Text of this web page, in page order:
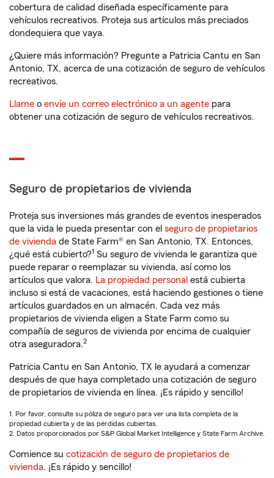
cobertura de calidad diseñada específicamente para
vehículos recreativos. Proteja sus artículos más preciados
dondequiera que vaya.
¿Quiere más información? Pregunte a Patricia Cantu en San
Antonio, TX, acerca de una cotización de seguro de vehículos
recreativos.
Llame o envíe un correo electrónico a un agente para
obtener una cotización de seguro de vehículos recreativos.
Seguro de propietarios de vivienda
Proteja sus inversiones más grandes de eventos inesperados
que la vida le pueda presentar con el seguro de propietarios
de vivienda de State Farm® en San Antonio, TX. Entonces,
¿qué está cubierto?1 Su seguro de vivienda le garantiza que
puede reparar o reemplazar su vivienda, así como los
artículos que valora. La propiedad personal está cubierta
incluso si está de vacaciones, está haciendo gestiones o tiene
artículos guardados en un almacén. Cada vez más
propietarios de vivienda eligen a State Farm como su
compañía de seguros de vivienda por encima de cualquier
otra aseguradora.2
Patricia Cantu en San Antonio, TX le ayudará a comenzar
después de que haya completado una cotización de seguro
de propietarios de vivienda en línea. ¡Es rápido y sencillo!
1. Por favor, consulte su póliza de seguro para ver una lista completa de la
propiedad cubierta y de las pérdidas cubiertas.
2. Datos proporcionados por S&P Global Market Intelligence y State Farm Archive.
Comience su cotización de seguro de propietarios de
vivienda. ¡Es rápido y sencillo!